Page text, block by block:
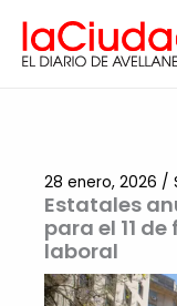
contenido
Estatales
para el 11
laboral
28 enero, 2026 /